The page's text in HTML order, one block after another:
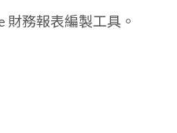
財務報表編製工具。